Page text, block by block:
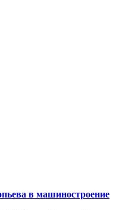
в машиностроение